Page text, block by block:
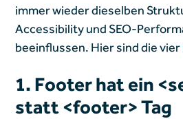
immer wieder dieselben
Accessibility und SEO-
beeinflussen. Hier sind die
1. Footer hat ein
statt <footer> Tag